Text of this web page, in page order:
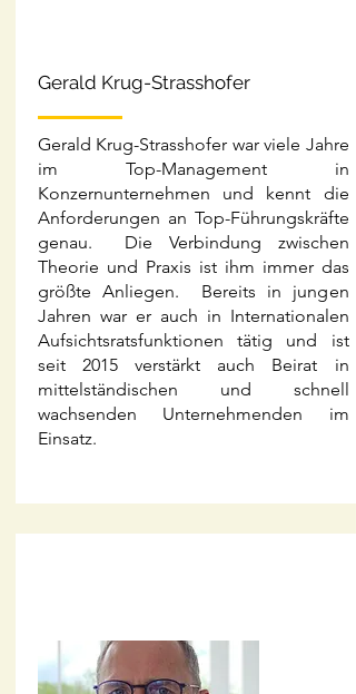
Gerald Krug-Strasshofer
Gerald Krug-Strasshofer war viele Jahre
im Top-Management in
Konzernunternehmen und kennt die
Anforderungen an Top-Führungskräfte
genau. Die Verbindung zwischen
Theorie und Praxis ist ihm immer das
größte Anliegen. Bereits in jungen
Jahren war er auch in Internationalen
Aufsichtsratsfunktionen tätig und ist
seit 2015 verstärkt auch Beirat in
mittelständischen und schnell
wachsenden Unternehmenden im
Einsatz.